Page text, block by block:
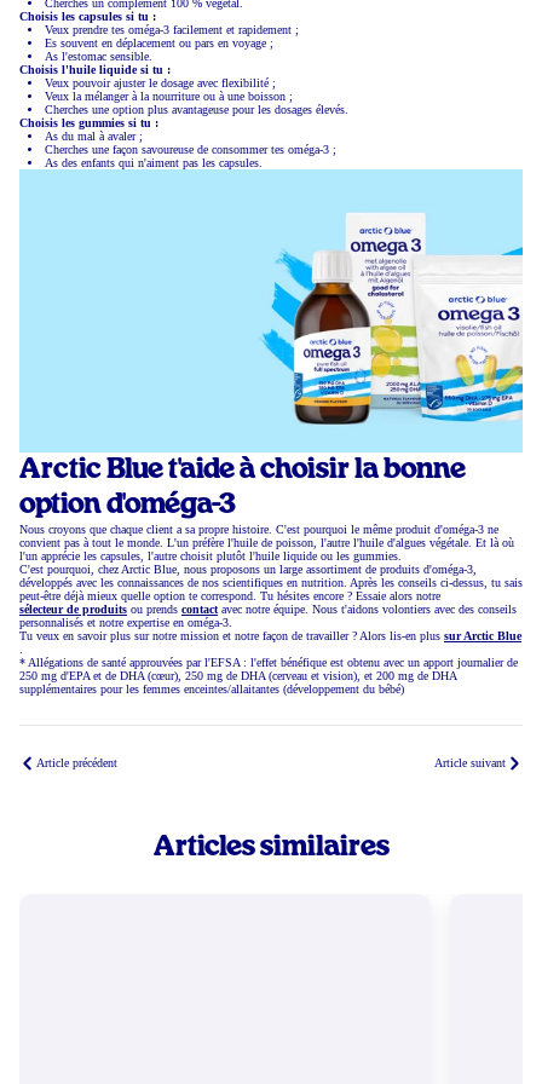
Cherches un complément 100 % végétal.
Choisis les capsules si tu :
Veux prendre tes oméga-3 facilement et rapidement ;
Es souvent en déplacement ou pars en voyage ;
As l'estomac sensible.
Choisis l'huile liquide si tu :
Veux pouvoir ajuster le dosage avec flexibilité ;
Veux la mélanger à la nourriture ou à une boisson ;
Cherches une option plus avantageuse pour les dosages élevés.
Choisis les gummies si tu :
As du mal à avaler ;
Cherches une façon savoureuse de consommer tes oméga-3 ;
As des enfants qui n'aiment pas les capsules.
Arctic Blue t'aide à choisir la bonne
option d'oméga-3
Nous croyons que chaque client a sa propre histoire. C'est pourquoi le même produit d'oméga-3 ne
convient pas à tout le monde. L'un préfère l'huile de poisson, l'autre l'huile d'algues végétale. Et là où
l'un apprécie les capsules, l'autre choisit plutôt l'huile liquide ou les gummies.
C'est pourquoi, chez Arctic Blue, nous proposons un large assortiment de produits d'oméga-3,
développés avec les connaissances de nos scientifiques en nutrition. Après les conseils ci-dessus, tu sais
peut-être déjà mieux quelle option te correspond. Tu hésites encore ? Essaie alors notre
sélecteur de produits ou prends contact avec notre équipe. Nous t'aidons volontiers avec des conseils
personnalisés et notre expertise en oméga-3.
Tu veux en savoir plus sur notre mission et notre façon de travailler ? Alors lis-en plus sur Arctic Blue
* Allégations de santé approuvées par l'EFSA : l'effet bénéfique est obtenu avec un apport journalier de
250 mg d'EPA et de DHA (cœur), 250 mg de DHA (cerveau et vision), et 200 mg de DHA
supplémentaires pour les femmes enceintes/allaitantes (développement du bébé)
Article précédent Article suivant
Articles similaires